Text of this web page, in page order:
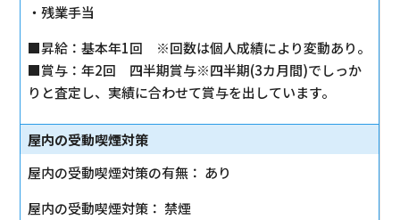
・残業手当
■昇給：基本年1回 ※回数は個人成績により変動あり。
■賞与：年2回 四半期賞与※四半期(3カ月間)でしっか
りと査定し、実績に合わせて賞与を出しています。
屋内の受動喫煙対策
屋内の受動喫煙対策の有無： あり
屋内の受動喫煙対策： 禁煙